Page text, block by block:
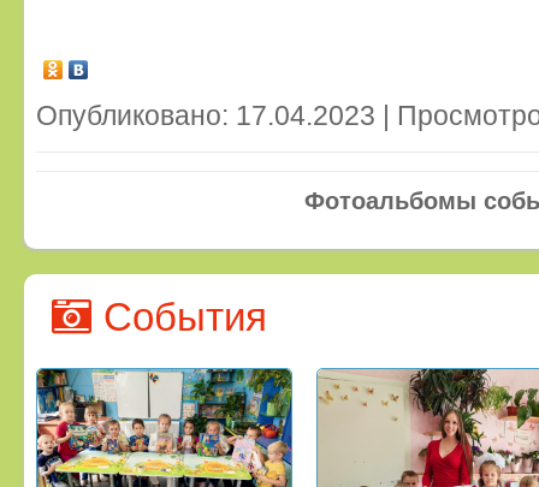
Опубликовано: 17.04.2023 |
Фотоальбомы
События